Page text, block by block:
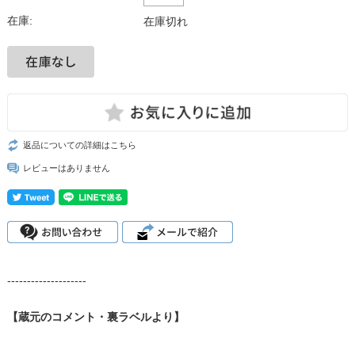
在庫: 在庫切れ
返品についての詳細はこちら
レビューはありません
--------------------
【蔵元のコメント・裏ラベルより】